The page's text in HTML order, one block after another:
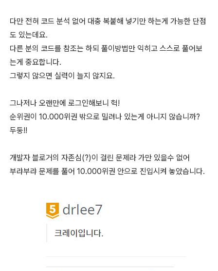
다만 전혀 코드 분석 없어 대충 복붙해 넣기만 하는게 가능한 단점
도 있는데요.
다른 분의 코드를 참조는 하되 풀이방법만 익히고 스스로 풀어보
는게 중요합니다.
그렇지 않으면 실력이 늘지 않지요.
그나저나 오랜만에 로그인해보니 헉!
순위권이 10.000위권 밖으로 밀려나 있는게 아니지 않습니까?
두둥!!
개발자 블로거의 자존심(?)이 걸린 문제라 가만 있을수 없어
부랴부랴 문제를 풀어 10.000위권 안으로 진입시켜 놓았습니다.